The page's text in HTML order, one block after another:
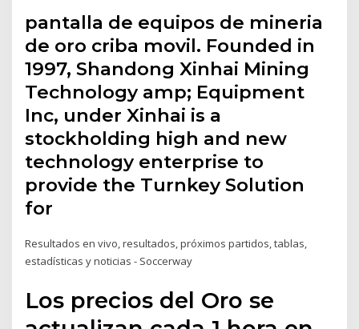
pantalla de equipos de mineria
de oro criba movil. Founded in
1997, Shandong Xinhai Mining
Technology amp; Equipment
Inc, under Xinhai is a
stockholding high and new
technology enterprise to
provide the Turnkey Solution
for
Resultados en vivo, resultados, próximos partidos, tablas,
estadísticas y noticias - Soccerway
Los precios del Oro se